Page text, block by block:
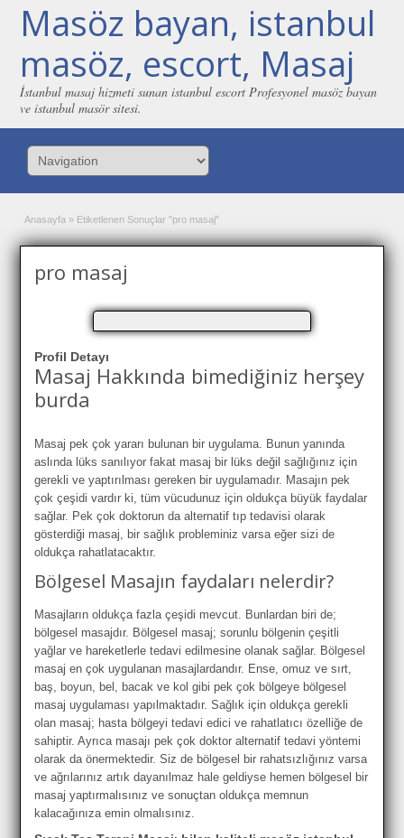
Masöz bayan, istanbul
masöz, escort, Masaj
İstanbul masaj hizmeti sunan istanbul escort Profesyonel masöz bayan
ve istanbul masör sitesi.
Anasayfa » Etiketlenen Sonuçlar "pro masaj"
pro masaj
Profil Detayı
Masaj Hakkında bimediğiniz herşey
burda
Masaj pek çok yararı bulunan bir uygulama. Bunun yanında
aslında lüks sanılıyor fakat masaj bir lüks değil sağlığınız için
gerekli ve yaptırılması gereken bir uygulamadır. Masajın pek
çok çeşidi vardır ki, tüm vücudunuz için oldukça büyük faydalar
sağlar. Pek çok doktorun da alternatif tıp tedavisi olarak
gösterdiği masaj, bir sağlık probleminiz varsa eğer sizi de
oldukça rahatlatacaktır.
Bölgesel Masajın faydaları nelerdir?
Masajların oldukça fazla çeşidi mevcut. Bunlardan biri de;
bölgesel masajdır. Bölgesel masaj; sorunlu bölgenin çeşitli
yağlar ve hareketlerle tedavi edilmesine olanak sağlar. Bölgesel
masaj en çok uygulanan masajlardandır. Ense, omuz ve sırt,
baş, boyun, bel, bacak ve kol gibi pek çok bölgeye bölgesel
masaj uygulaması yapılmaktadır. Sağlık için oldukça gerekli
olan masaj; hasta bölgeyi tedavi edici ve rahatlatıcı özelliğe de
sahiptir. Ayrıca masajı pek çok doktor alternatif tedavi yöntemi
olarak da önermektedir. Siz de bölgesel bir rahatsızlığınız varsa
ve ağrılarınız artık dayanılmaz hale geldiyse hemen bölgesel bir
masaj yaptırmalısınız ve sonuçtan oldukça memnun
kalacağınıza emin olmalısınız.